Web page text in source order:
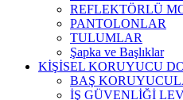
REFLEKTÖRLÜ
PANTOLONLAR
TULUMLAR
Şapka ve Başlıklar
KİŞİSEL KORUYUCU
BAŞ
İŞ GÜVENLİĞİ